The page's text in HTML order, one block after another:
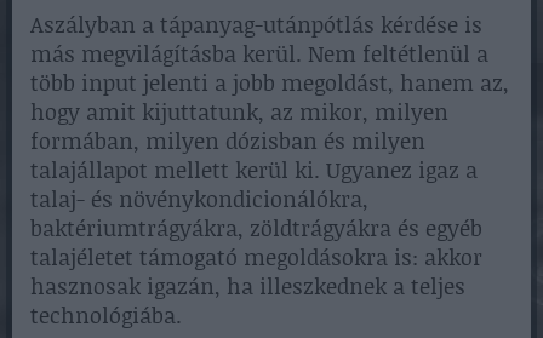
Aszályban a tápanyag-utánpótlás kérdése is
más megvilágításba kerül. Nem feltétlenül a
több input jelenti a jobb megoldást, hanem az,
hogy amit kijuttatunk, az mikor, milyen
formában, milyen dózisban és milyen
talajállapot mellett kerül ki. Ugyanez igaz a
talaj- és növénykondicionálókra,
baktériumtrágyákra, zöldtrágyákra és egyéb
talajéletet támogató megoldásokra is: akkor
hasznosak igazán, ha illeszkednek a teljes
technológiába.